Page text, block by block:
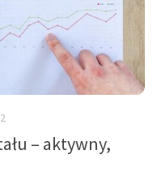
– aktywny,